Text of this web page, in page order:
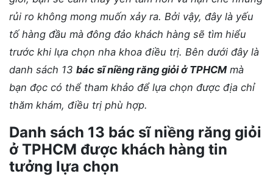
rủi ro không mong muốn xảy ra. Bởi vậy, đây là yếu
tố hàng đầu mà đông đảo khách hàng sẽ tìm hiểu
trước khi lựa chọn nha khoa điều trị. Bên dưới đây là
danh sách 13 bác sĩ niềng răng giỏi ở TPHCMmà
bạn đọc có thể tham khảo để lựa chọn được địa chỉ
thăm khám, điều trị phù hợp.
Danh sách 13 bác sĩ niềng răng giỏi
ở TPHCM được khách hàng tin
tưởng lựa chọn